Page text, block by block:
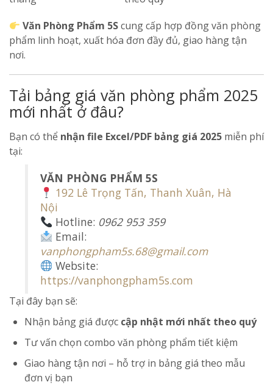
Văn Phòng Phẩm 5Scung cấp hợp đồng văn phòng
phẩm linh hoạt, xuất hóa đơn đầy đủ, giao hàng tận
nơi.
Tải bảng giá văn phòng phẩm 2025
mới nhất ở đâu?
Bạn có thể nhận file Excel/PDF bảng giá 2025 miễn phí
tại:
VĂN PHÒNG PHẨM 5S
192 Lê Trọng Tấn, Thanh Xuân, Hà
Nội
Hotline: 0962 953 359
Email:
vanphongpham5s.68@gmail.com
Website:
https://vanphongpham5s.com
Tại đây bạn sẽ:
Nhận bảng giá được cập nhật mới nhất theo quý
Tư vấn chọn combo văn phòng phẩm tiết kiệm
Giao hàng tận nơi – hỗ trợ in bảng giá theo mẫu
đơn vị bạn